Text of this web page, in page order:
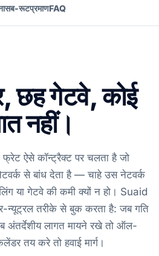
सब-रूटप्रमाणFAQ
छह गेटवे, कोई
नहीं।
ऐसे कॉन्ट्रैक्ट पर चलता है जो
से बांध देता है — चाहे उस नेटवर्क
या गेटवे की कमी क्यों न हो। Suaid
न्यूट्रल तरीके से बुक करता है: जब गति
अंतर्देशीय लागत मायने रखे तो ऑल-
तय करे तो हवाई मार्ग।